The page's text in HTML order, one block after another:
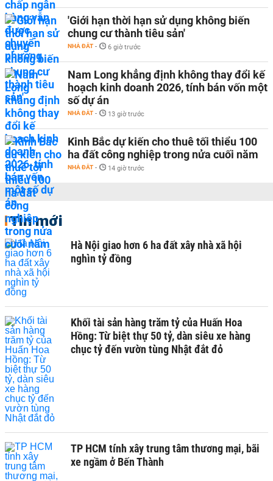
'Giới hạn thời hạn sử dụng không biến
chung cư thành tiêu sản'
NHÀ ĐẤT - 6 giờ trước
Nam Long khẳng định không thay đổi kế
hoạch kinh doanh 2026, tính bán vốn một
số dự án
NHÀ ĐẤT - 13 giờ trước
Kinh Bắc dự kiến cho thuê tối thiểu 100
ha đất công nghiệp trong nửa cuối năm
NHÀ ĐẤT - 14 giờ trước
Tin mới
Hà Nội giao hơn 6 ha đất xây nhà xã hội
nghìn tỷ đồng
Khối tài sản hàng trăm tỷ của Huấn Hoa
Hồng: Từ biệt thự 50 tỷ, dàn siêu xe hàng
chục tỷ đến vườn tùng Nhật đắt đỏ
TP HCM tính xây trung tâm thương mại, bãi
xe ngầm ở Bến Thành